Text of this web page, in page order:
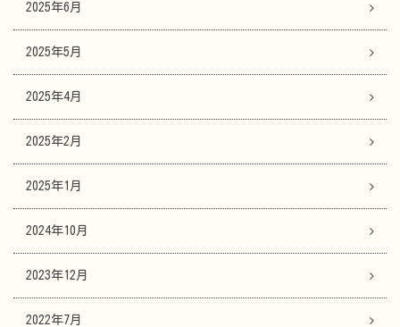
2025年6月
2025年5月
2025年4月
2025年2月
2025年1月
2024年10月
2023年12月
2022年7月